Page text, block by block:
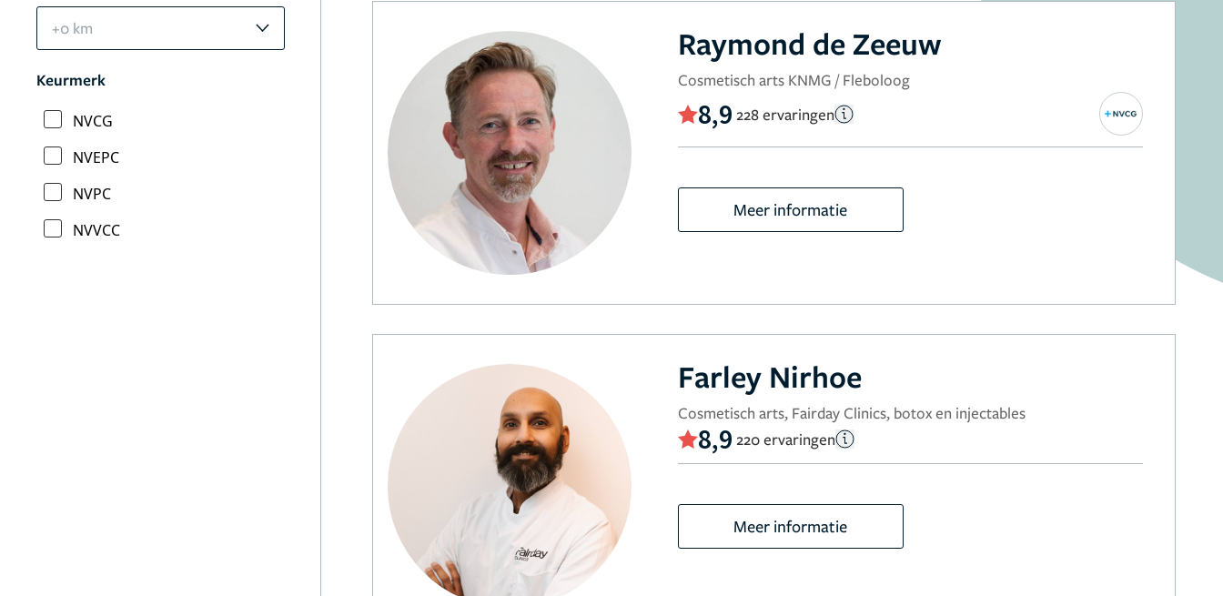
+0 km
Keurmerk
NVCG
NVEPC
NVPC
NVVCC
Raymond de Zeeuw
Cosmetisch arts KNMG / Fleboloog
8,9 228 ervaringen
Meer informatie
Farley Nirhoe
Cosmetisch arts, Fairday Clinics, botox en injectables
8,9 220 ervaringen
Meer informatie